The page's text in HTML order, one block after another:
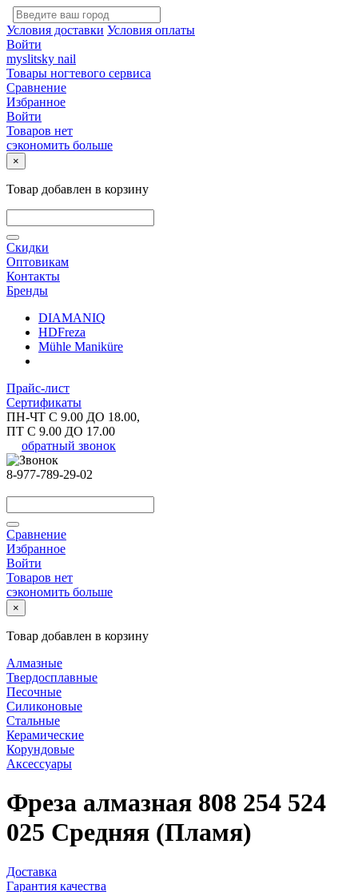
Условия доставки Условия оплаты
Войти
myslitsky nail
Товары ногтевого сервиса
Сравнение
Избранное
Войти
Товаров нет
сэкономить больше
×
Товар добавлен в корзину
Скидки
Оптовикам
Контакты
Бренды
DIAMANIQ
HDFreza
Mühle Maniküre
Прайс-лист
Сертификаты
ПН-ЧТ С 9.00 ДО 18.00,
ПТ С 9.00 ДО 17.00
обратный звонок
8-977-789-29-02
Сравнение
Избранное
Войти
Товаров нет
сэкономить больше
×
Товар добавлен в корзину
Алмазные
Твердосплавные
Песочные
Силиконовые
Стальные
Керамические
Корундовые
Аксессуары
Фреза алмазная 808 254 524
025 Средняя (Пламя)
Доставка
Гарантия качества